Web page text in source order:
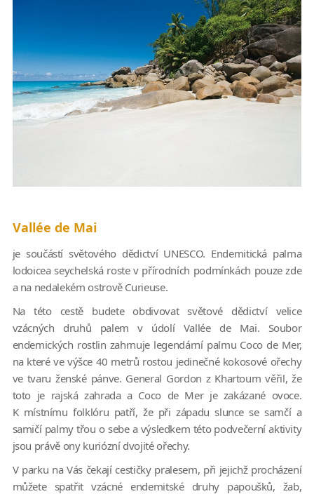
Vallée de Mai
je součástí světového dědictví UNESCO. Endemitická palma
lodoicea seychelská roste v přírodních podmínkách pouze zde
a na nedalekém ostrově Curieuse.
Na této cestě budete obdivovat světové dědictví velice
vzácných druhů palem v údolí Vallée de Mai. Soubor
endemických rostlin zahrnuje legendární palmu Coco de Mer,
na které ve výšce 40 metrů rostou jedinečné kokosové ořechy
ve tvaru ženské pánve. General Gordon z Khartoum věřil, že
toto je rajská zahrada a Coco de Mer je zakázané ovoce.
K místnímu folklóru patří, že při západu slunce se samčí a
samičí palmy třou o sebe a výsledkem této podvečerní aktivity
jsou právě ony kuriózní dvojité ořechy.
V parku na Vás čekají cestičky pralesem, při jejichž procházení
můžete spatřit vzácné endemitské druhy papoušků, žab,